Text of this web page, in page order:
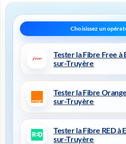
Tester la Fibre Free à
sur-Truyère
Tester la Fibre
sur-Truyère
Tester la Fibre RED à
sur-Truyère